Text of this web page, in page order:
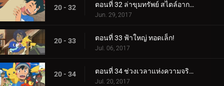
20 - 32 ตอนที่ 32 ล่าขุมทรัพย์ สไตล์อากาล่า!
Jun. 29, 2017
20 - 33 ตอนที่ 33 ฟ้าใหญ่ ทอดเล็ก!
Jul. 06, 2017
20 - 34 ตอนที่ 34 ช่วงเวลาแห่งความจริงอันยอดเยี่ยม!
Jul. 20, 2017